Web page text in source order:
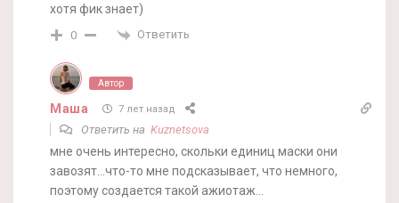
хотя фик знает)
0 Ответить
Автор
Маша 7 лет назад
Ответить на Kuznetsova
мне очень интересно, скольки единиц маски они
завозят…что-то мне подсказывает, что немного,
поэтому создается такой ажиотаж…